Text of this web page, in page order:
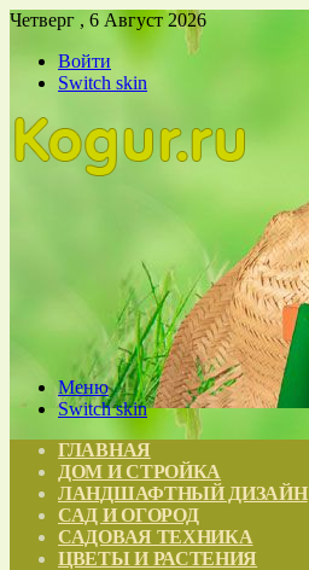
Четверг , 6 Август 2026
Войти
Switch skin
Меню
Switch skin
ГЛАВНАЯ
ДОМ И СТРОЙКА
ЛАНДШАФТНЫЙ ДИЗАЙН
САД И ОГОРОД
САДОВАЯ ТЕХНИКА
ЦВЕТЫ И РАСТЕНИЯ